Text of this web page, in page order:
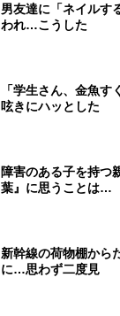
男友達に「ネイルす
われ…こうした
「学生さん、金魚
呟きにハッとした
障害のある子を持つ
葉』に思うことは…
新幹線の荷物棚から
に…思わず二度見